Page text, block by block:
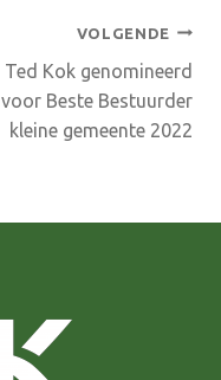
VOLGENDE
Ted Kok genomineerd
voor Beste Bestuurder
kleine gemeente 2022